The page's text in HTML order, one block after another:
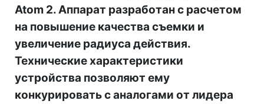
Atom 2. Аппарат разработан с расчетом
на повышение качества съемки и
увеличение радиуса действия.
Технические характеристики
устройства позволяют ему
конкурировать с аналогами от лидера